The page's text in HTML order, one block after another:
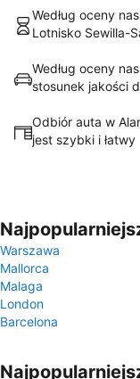
Według oceny
Lotnisko Sewilla-
Według oceny
stosunek jakości
Odbiór auta w
jest szybki i łatwy
Warszawa
Mallorca
Malaga
London
Barcelona